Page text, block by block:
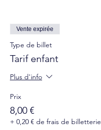
Vente expirée
Type de billet
Tarif enfant
Plus d'info
Prix
8,00 €
+ 0,20 € de frais de billetterie